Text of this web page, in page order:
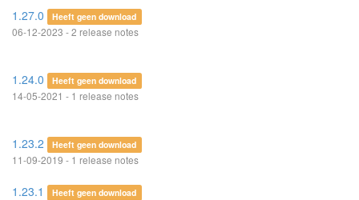
1.27.0 Heeft geen download
06-12-2023 - 2 release notes
1.24.0 Heeft geen download
14-05-2021 - 1 release notes
1.23.2 Heeft geen download
11-09-2019 - 1 release notes
1.23.1 Heeft geen download